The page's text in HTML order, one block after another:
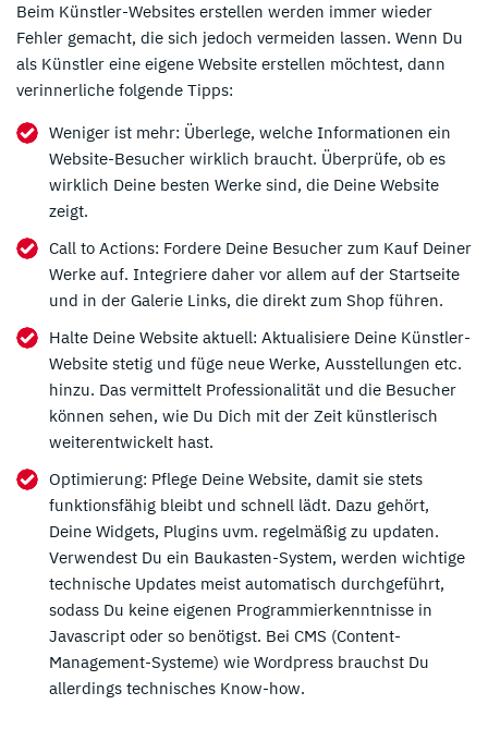
Beim Künstler-Websites erstellen werden immer wieder
Fehler gemacht, die sich jedoch vermeiden lassen. Wenn Du
als Künstler eine eigene Website erstellen möchtest, dann
verinnerliche folgende Tipps:
Weniger ist mehr: Überlege, welche Informationen ein
Website-Besucher wirklich braucht. Überprüfe, ob es
wirklich Deine besten Werke sind, die Deine Website
zeigt.
Call to Actions: Fordere Deine Besucher zum Kauf Deiner
Werke auf. Integriere daher vor allem auf der Startseite
und in der Galerie Links, die direkt zum Shop führen.
Halte Deine Website aktuell: Aktualisiere Deine Künstler-
Website stetig und füge neue Werke, Ausstellungen etc.
hinzu. Das vermittelt Professionalität und die Besucher
können sehen, wie Du Dich mit der Zeit künstlerisch
weiterentwickelt hast.
Optimierung: Pflege Deine Website, damit sie stets
funktionsfähig bleibt und schnell lädt. Dazu gehört,
Deine Widgets, Plugins uvm. regelmäßig zu updaten.
Verwendest Du ein Baukasten-System, werden wichtige
technische Updates meist automatisch durchgeführt,
sodass Du keine eigenen Programmierkenntnisse in
Javascript oder so benötigst. Bei CMS (Content-
Management-Systeme) wie Wordpress brauchst Du
allerdings technisches Know-how.